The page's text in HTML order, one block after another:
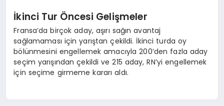
İkinci Tur Öncesi Gelişmeler
Fransa’da birçok aday, aşırı sağın avantaj
sağlamaması için yarıştan çekildi. İkinci turda oy
bölünmesini engellemek amacıyla 200’den fazla aday
seçim yarışından çekildi ve 215 aday, RN’yi engellemek
için seçime girmeme kararı aldı.